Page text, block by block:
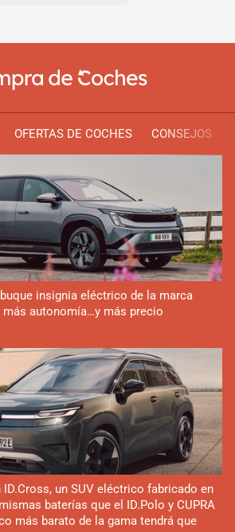
OFERTAS DE COCHES CONSEJOS
insignia eléctrico de la marca
autonomía…y más precio
un SUV eléctrico fabricado en
baterías que el ID.Polo y CUPRA
más barato de la gama tendrá que